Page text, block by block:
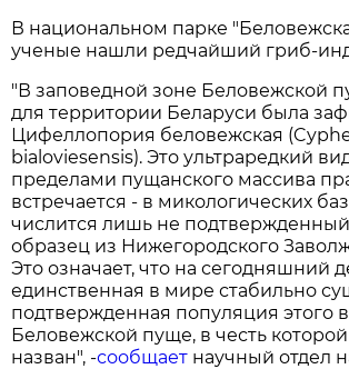
В национальном парке
ученые нашли редчайший гриб-
"В заповедной зоне Беловежской
для территории Беларуси была
Цифеллопория беловежская
bialoviesensis). Это ультраредкий
пределами пущанского массива
встречается - в микологических
числится лишь не
образец из Нижегородского
Это означает, что на сегодняшний
единственная в мире стабильно
подтвержденная популяция этого
Беловежской пуще, в честь
назван", -сообщает научный отдел